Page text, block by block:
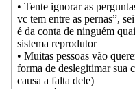
• Tente ignorar as
vc tem entre as pernas”,
é da conta de ninguém
sistema reprodutor
• Muitas pessoas vão
forma de deslegitimar sua
causa a falta dele)